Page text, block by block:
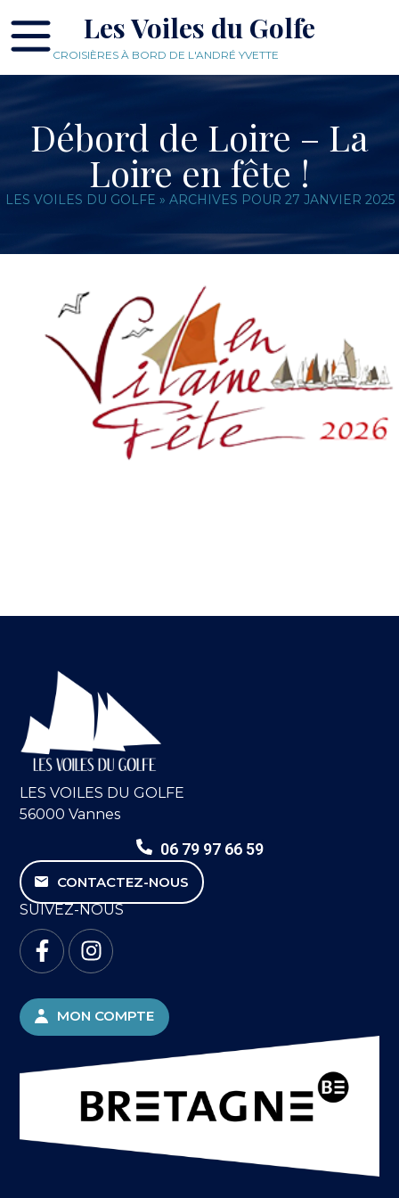
Les Voiles du Golfe
CROISIÈRES À BORD DE L'ANDRÉ YVETTE
Débord de Loire – La
Loire en fête !
LES VOILES DU GOLFE » ARCHIVES POUR 27 JANVIER 2025
LES VOILES DU GOLFE
56000 Vannes
06 79 97 66 59
CONTACTEZ-NOUS
SUIVEZ-NOUS
MON COMPTE